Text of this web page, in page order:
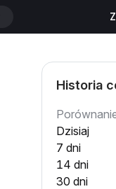
Historia
Dzisiaj
7 dni
14 dni
30 dni